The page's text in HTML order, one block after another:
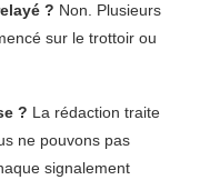
? Non. Plusieurs
sur le trottoir ou
? La rédaction traite
ne pouvons pas
signalement